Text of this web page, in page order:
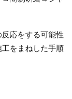
応をする可能性
をまねした手順